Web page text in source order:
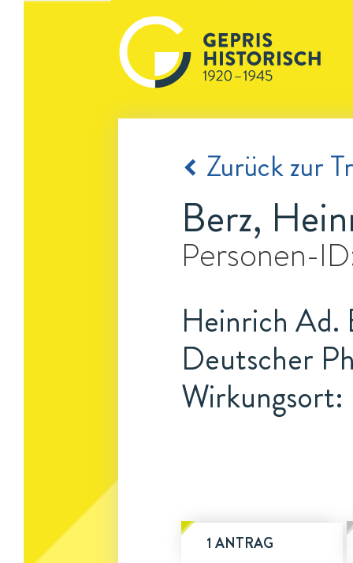
Zurück zur
Berz,
Personen-
Heinrich Ad.
Deutscher
1 ANTRAG